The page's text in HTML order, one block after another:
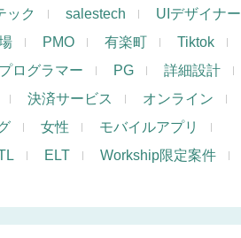
ック salestech UIデザイナー
PMO 有楽町 Tiktok
プログラマー PG 詳細設計
決済サービス オンライン
女性
モバイルアプリ
ELT Workship限定案件